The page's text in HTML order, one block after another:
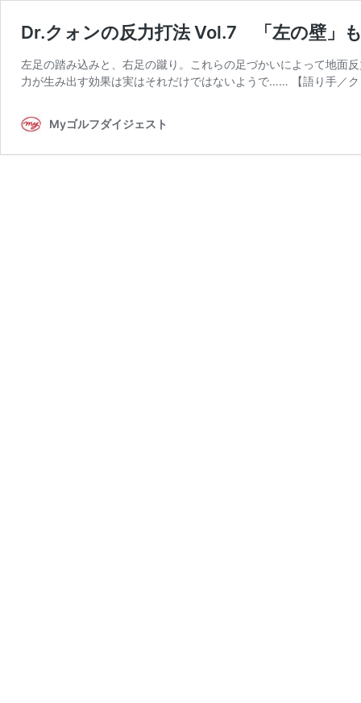
Dr.クォンの反力打法 Vol.7 「左の壁」
左足の踏み込みと、右足の蹴り。これらの足づかいによって地面
力が生み出す効果は実はそれだけではないようで…… 【語り手／
Myゴルフダイジェスト